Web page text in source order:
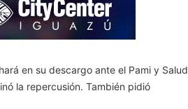
en su descargo ante el Pami y Salud
la repercusión. También pidió